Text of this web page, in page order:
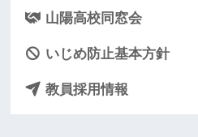
山陽高校同窓会
いじめ防止基本方針
教員採用情報